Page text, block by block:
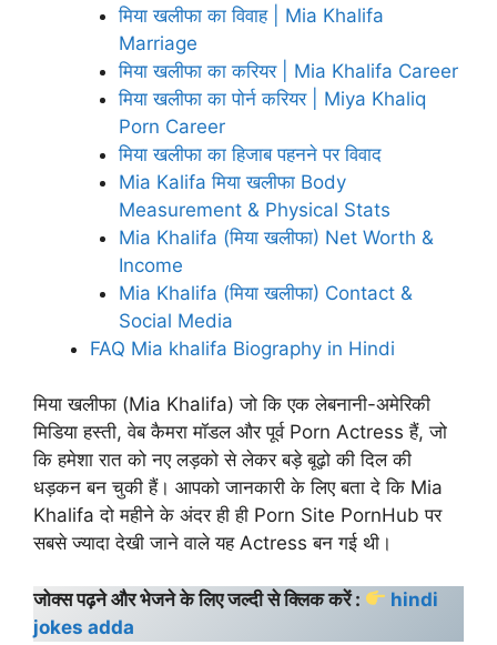
मिया खलीफा का विवाह | Mia Khalifa
Marriage
मिया खलीफा का करियर | Mia Khalifa Career
मिया खलीफा का पोर्न करियर | Miya Khaliq
Porn Career
मिया खलीफा का हिजाब पहनने पर विवाद
Mia Kalifa मिया खलीफा Body
Measurement & Physical Stats
Mia Khalifa (मिया खलीफा) Net Worth &
Income
Mia Khalifa (मिया खलीफा) Contact &
Social Media
FAQ Mia khalifa Biography in Hindi
मिया खलीफा (Mia Khalifa) जो कि एक लेबनानी-अमेरिकी
मिडिया हस्ती, वेब कैमरा मॉडल और पूर्व Porn Actress हैं, जो
कि हमेशा रात को नए लड़को से लेकर बड़े बूढ़ो की दिल की
धड़कन बन चुकी हैं। आपको जानकारी के लिए बता दे कि Mia
Khalifa दो महीने के अंदर ही ही Porn Site PornHub पर
सबसे ज्यादा देखी जाने वाले यह Actress बन गई थी।
जोक्स पढ़ने और भेजने के लिए जल्दी से क्लिक करें :
hindi
jokes adda